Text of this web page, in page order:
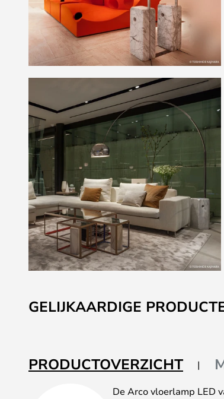
naar
het
de
afbeeldingen-
GELIJKAARDIGE
PRODUCTOVERZICHT
De Arco vloerlamp LED